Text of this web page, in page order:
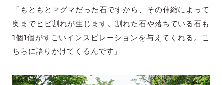
「もともとマグマだった石ですから、その伸縮によって
奥までヒビ割れが生じます。割れた石や落ちている石も
1個1個がすごいインスピレーションを与えてくれる。こ
ちらに語りかけてくるんです」